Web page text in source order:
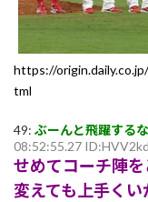
https://
tml
49: ぶーんと飛躍す
08:52:55.27
せめてコーチ陣
変えても上手く